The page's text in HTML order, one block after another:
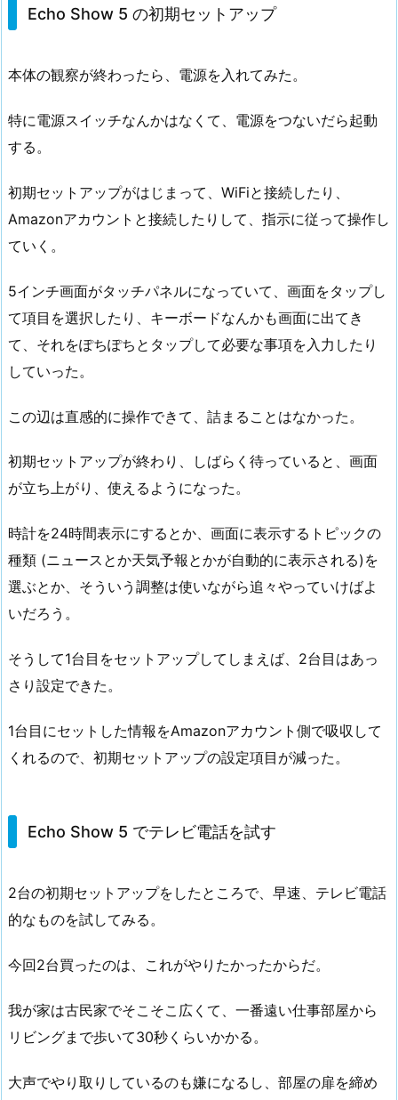
Echo Show 5 の初期セットアップ
本体の観察が終わったら、電源を入れてみた。
特に電源スイッチなんかはなくて、電源をつないだら起動
する。
初期セットアップがはじまって、WiFiと接続したり、
Amazonアカウントと接続したりして、指示に従って操作し
ていく。
5インチ画面がタッチパネルになっていて、画面をタップし
て項目を選択したり、キーボードなんかも画面に出てき
て、それをぽちぽちとタップして必要な事項を入力したり
していった。
この辺は直感的に操作できて、詰まることはなかった。
初期セットアップが終わり、しばらく待っていると、画面
が立ち上がり、使えるようになった。
時計を24時間表示にするとか、画面に表示するトピックの
種類 (ニュースとか天気予報とかが自動的に表示される)を
選ぶとか、そういう調整は使いながら追々やっていけばよ
いだろう。
そうして1台目をセットアップしてしまえば、2台目はあっ
さり設定できた。
1台目にセットした情報をAmazonアカウント側で吸収して
くれるので、初期セットアップの設定項目が減った。
Echo Show 5 でテレビ電話を試す
2台の初期セットアップをしたところで、早速、テレビ電話
的なものを試してみる。
今回2台買ったのは、これがやりたかったからだ。
我が家は古民家でそこそこ広くて、一番遠い仕事部屋から
リビングまで歩いて30秒くらいかかる。
大声でやり取りしているのも嫌になるし、部屋の扉を締め